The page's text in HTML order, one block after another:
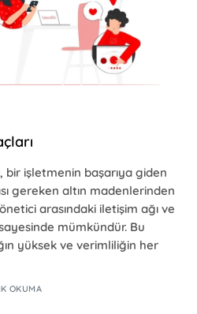
bir işletmenin başarıya giden
gereken altın madenlerinden
arasındaki iletişim ağı ve
mümkündür. Bu
yüksek ve verimliliğin her
OKUMA